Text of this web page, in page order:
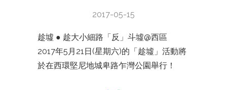
2017-05-15
趁墟 ● 趁大小細路「反」斗墟@西區
2017年5月21日(星期六)的「趁墟」活動將
於在西環堅尼地城卑路乍灣公園舉行！